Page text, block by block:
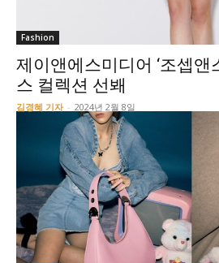
Fashion
제이앤에스미디어 ‘조셉앤
스 컬렉션 선봬
김경혜 기자 - 2024년 2월 8일